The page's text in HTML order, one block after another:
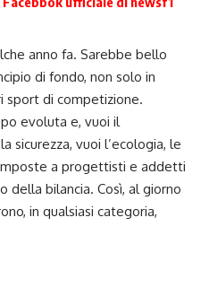
anno fa. Sarebbe bello
di fondo, non solo in
sport di competizione.
evoluta e, vuoi il
sicurezza, vuoi l’ecologia, le
a progettisti e addetti
della bilancia. Così, al giorno
in qualsiasi categoria,